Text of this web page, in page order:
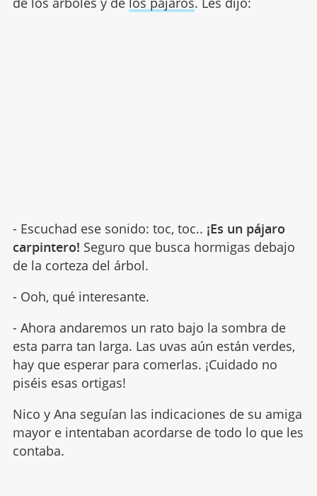
- Escuchad ese sonido: toc, toc.. ¡Es un pájaro
carpintero! Seguro que busca hormigas debajo
de la corteza del árbol.
- Ooh, qué interesante.
- Ahora andaremos un rato bajo la sombra de
esta parra tan larga. Las uvas aún están verdes,
hay que esperar para comerlas. ¡Cuidado no
piséis esas ortigas!
Nico y Ana seguían las indicaciones de su amiga
mayor e intentaban acordarse de todo lo que les
contaba.